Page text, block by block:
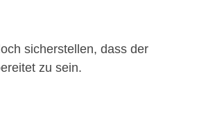
sicherstellen, dass der
zu sein.